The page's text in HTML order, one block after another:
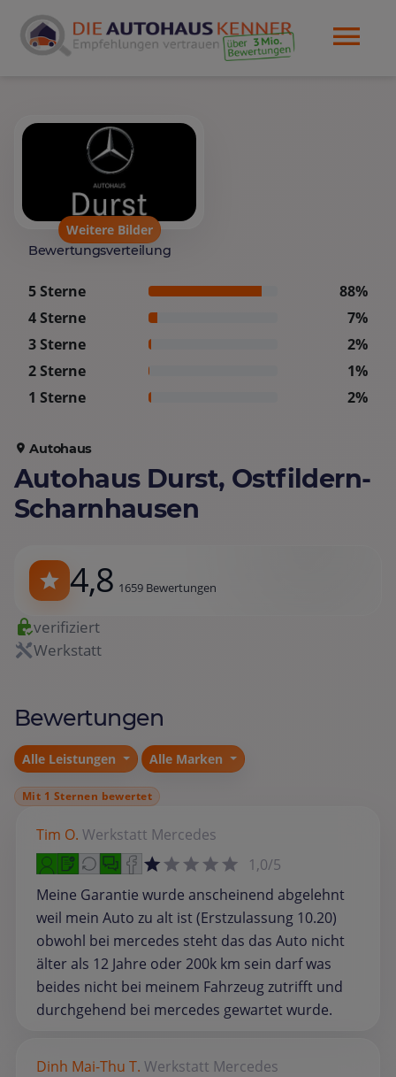
Weitere Bilder
Bewertungsverteilung
5 Sterne
88%
4 Sterne
7%
3 Sterne
2%
2 Sterne
1%
1 Sterne
2%
Autohaus
Autohaus Durst, Ostfildern-
Scharnhausen
4,8 1659 Bewertungen
verifiziert
Werkstatt
Bewertungen
Alle Leistungen Alle Marken
Mit 1 Sternen bewertet
Tim O. Werkstatt Mercedes
1,0/5
Meine Garantie wurde anscheinend abgelehnt
weil mein Auto zu alt ist (Erstzulassung 10.20)
obwohl bei mercedes steht das das Auto nicht
älter als 12 Jahre oder 200k km sein darf was
beides nicht bei meinem Fahrzeug zutrifft und
durchgehend bei mercedes gewartet wurde.
Dinh Mai-Thu T. Werkstatt Mercedes